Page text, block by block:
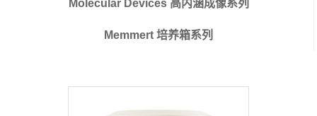
Molecular Devices 高内涵成像系列
Memmert 培养箱系列